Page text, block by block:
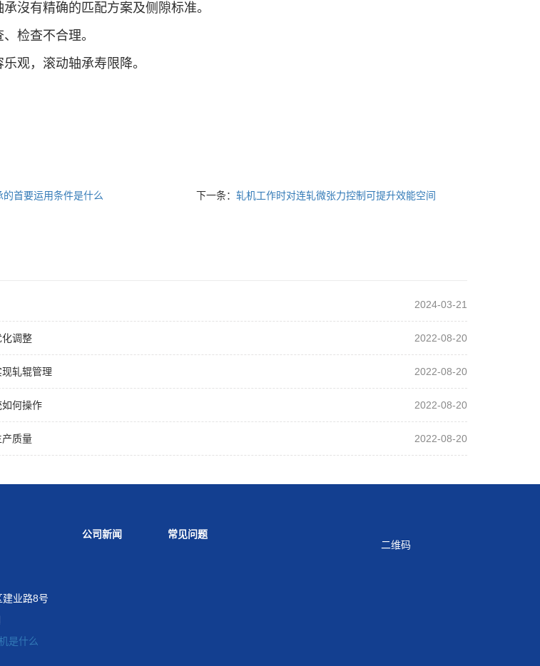
有精确的匹配方案及侧隙标准。
查不合理。
，滚动轴承寿限降。
的首要运用条件是什么 下一条：轧机工作时对连轧微张力控制可提升效能空间
2024-03-21
调整 2022-08-20
轧辊管理 2022-08-20
何操作 2022-08-20
质量 2022-08-20
业路8号
是什么
公司新闻
常见问题
二维码